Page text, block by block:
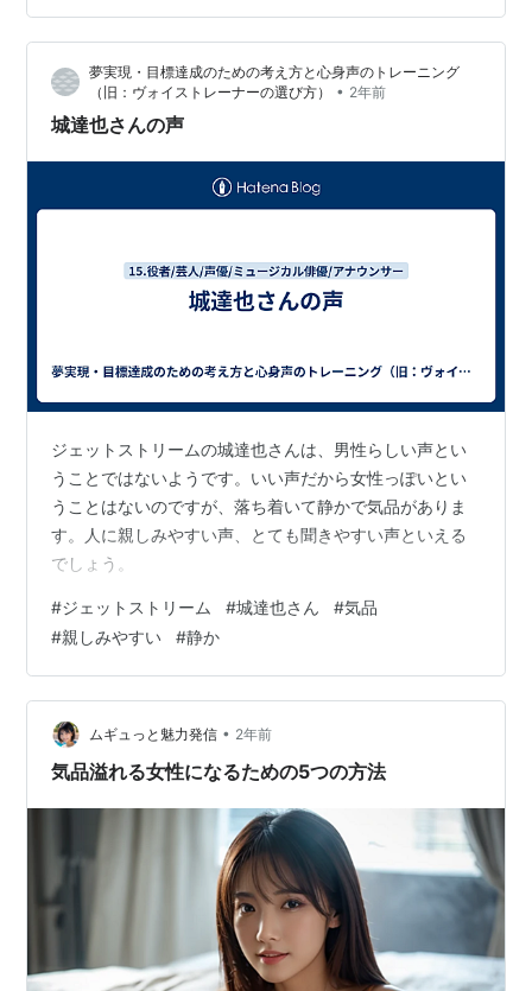
いた。 ちょうど今年63歳を迎えるその人は、今年に入っ
て次々と体に不調が現れていた。まずは帯状疱疹。次に
側弯症と思われる症状。そして、体をかばって歩いてい
た中での転倒で、尾てい骨を酷く打ってしまい…
夢実現・目標達成のための考え方と心身声のトレーニング
（旧：ヴォイストレーナーの選び方）
• 2年前
城達也さんの声
ジェットストリームの城達也さんは、男性らしい声とい
うことではないようです。いい声だから女性っぽいとい
うことはないのですが、落ち着いて静かで気品がありま
す。人に親しみやすい声、とても聞きやすい声といえる
でしょう。
#ジェットストリーム #城達也さん #気品
#親しみやすい #静か
ムギュっと魅力発信 • 2年前
気品溢れる女性になるための5つの方法